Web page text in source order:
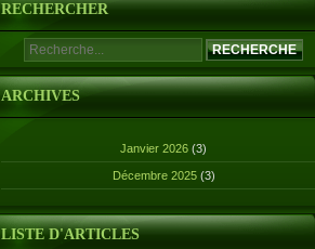
RECHERCHER
ARCHIVES
Janvier 2026 (3)
Décembre 2025 (3)
LISTE D'ARTICLES